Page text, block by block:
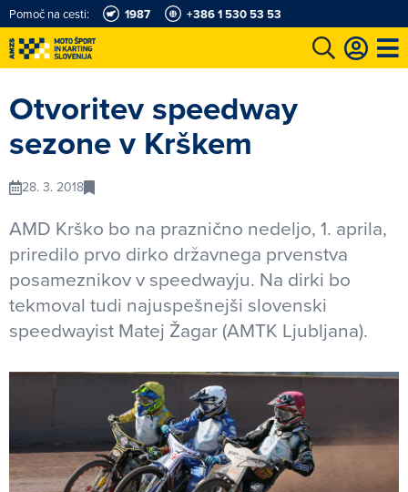
Pomoč na cesti: 1987 +386 1 530 53 53
Otvoritev speedway
sezone v Krškem
28. 3. 2018
AMD Krško bo na praznično nedeljo, 1. aprila,
priredilo prvo dirko državnega prvenstva
posameznikov v speedwayju. Na dirki bo
tekmoval tudi najuspešnejši slovenski
speedwayist Matej Žagar (AMTK Ljubljana).